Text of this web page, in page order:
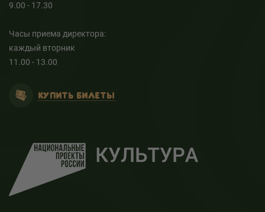
9.00 - 17.30
Часы приема директора:
каждый вторник
11.00 - 13.00
КУПИТЬ БИЛЕТЫ